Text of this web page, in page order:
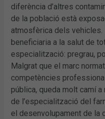
diferència d’altres
de la població està
atmosfèrica dels vehicles.
beneficiaria a la salut de
especialització: pregrau,
Malgrat que el marc
competències
pública, queda molt camí
de l’especialització del
el desenvolupament de la